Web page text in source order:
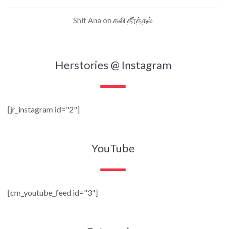
Shif Ana on கலி தீர்த்தல்
Herstories @ Instagram
[jr_instagram id="2"]
YouTube
[cm_youtube_feed id="3"]